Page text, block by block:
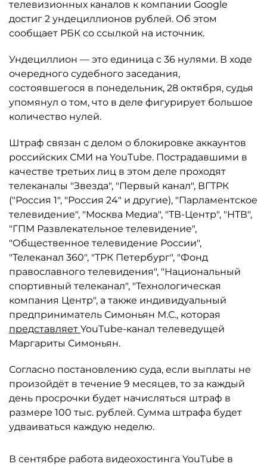
телевизионных каналов к компании Google
достиг 2 ундециллионов рублей. Об этом
сообщает РБК со ссылкой на источник.
Ундециллион — это единица с 36 нулями. В ходе
очередного судебного заседания,
состоявшегося в понедельник, 28 октября, судья
упомянул о том, что в деле фигурирует большое
количество нулей.
Штраф связан с делом о блокировке аккаунтов
российских СМИ на YouTube. Пострадавшими в
качестве третьих лиц в этом деле проходят
телеканалы "Звезда", "Первый канал", ВГТРК
("Россия 1", "Россия 24" и другие), "Парламентское
телевидение", "Москва Медиа", "ТВ-Центр", "НТВ",
"ГПМ Развлекательное телевидение",
"Общественное телевидение России",
"Телеканал 360", "ТРК Петербург", "Фонд
православного телевидения", "Национальный
спортивный телеканал", "Технологическая
компания Центр", а также индивидуальный
предприниматель Симоньян М.С., которая
представляет YouTube-канал телеведущей
Маргариты Симоньян.
Согласно постановлению суда, если выплаты не
произойдёт в течение 9 месяцев, то за каждый
день просрочки будет начисляться штраф в
размере 100 тыс. рублей. Сумма штрафа будет
удваиваться каждую неделю.
В сентябре работа видеохостинга YouTube в